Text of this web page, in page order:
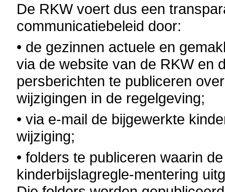
De RKW voert dus een
communicatiebeleid door:
• de gezinnen actuele en
via de website van de RKW en
persberichten te publiceren
wijzigingen in de regelgeving;
• via e-mail de bijgewerkte
wijziging;
• folders te publiceren waarin
kinderbijslagregle-mentering